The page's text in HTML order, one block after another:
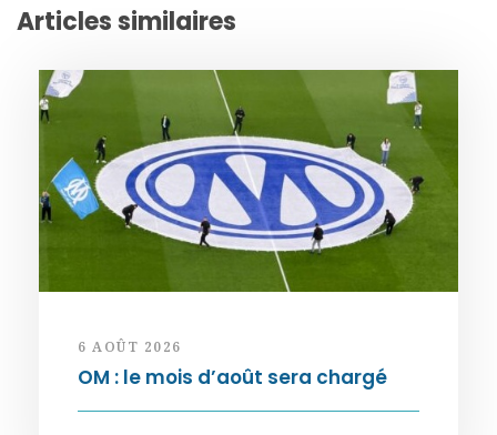
Articles similaires
6 AOÛT 2026
OM : le mois d’août sera chargé